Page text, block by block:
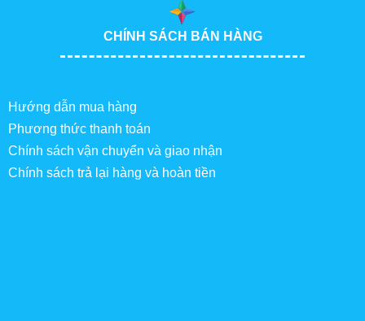
CHÍNH SÁCH BÁN HÀNG
Hướng dẫn mua hàng
Phương thức thanh toán
Chính sách vận chuyển và giao nhận
Chính sách trả lại hàng và hoàn tiền